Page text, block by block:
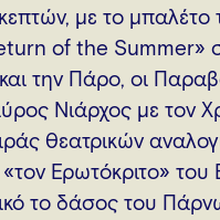
με το μπαλέτο
of the Summer»
την Πάρο, οι
Νιάρχος με τον
θεατρικών
Ερωτόκριτο» του
το δάσος του